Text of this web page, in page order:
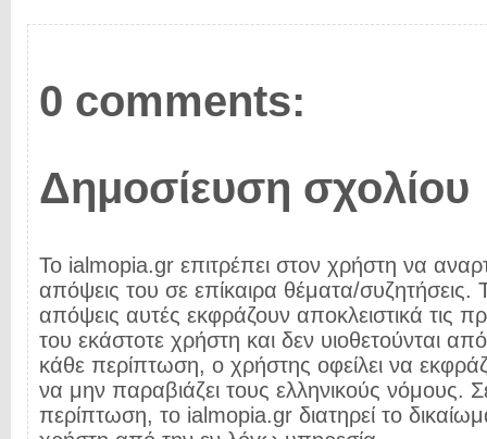
0 comments:
Δημοσίευση σχολίου
Το ialmopia.gr επιτρέπει στον χρήστη να
απόψεις του σε επίκαιρα θέματα/συζητήσεις.
απόψεις αυτές εκφράζουν αποκλειστικά τις
του εκάστοτε χρήστη και δεν υιοθετούνται
κάθε περίπτωση, ο χρήστης οφείλει να
να μην παραβιάζει τους ελληνικούς νόμους.
περίπτωση, το ialmopia.gr διατηρεί το